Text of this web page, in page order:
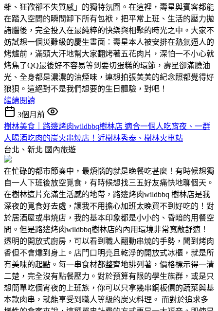
雜、狂歡卻不失質感」的獨特氛圍。在這裡，壽星與賓客都能
在踏入空間的瞬間卸下所有包袱，把平常上班、生活的壓力拋
諸腦後，完全投入在最純粹的快樂與相聚的時光之中。大家不
妨試想一個災難級的慶生畫面：壽星本人被安排在熱氣逼人的
烤爐前，滿頭大汗地幫大家翻烤著五花肉片，深怕一不小心就
烤焦了QQ最後好不容易等到要切蛋糕的環節，壽星卻滿臉油
光、全身都是濃濃的油煙味，連想拍張美美的紀念照都覺得好
狼狽。這絕對不是我們想要的生日體驗，對吧！
繼續閱讀
3個月前
樹林美食｜路邊烤肉wildbbq樹林店 適合一個人吃宵夜、一群
人喝酒吃肉的炭火串燒店！近樹林秀泰、樹林火車站
台北、新北 國內旅遊
在忙碌的都市節奏中，最煩惱的就是晚餐吃甚麼！有時候想獨
自一人下班後放空覓食，有時候想找三五好友痛快地聊個天。
在樹林這片充滿生活感的地帶，路邊烤肉wildbbq 樹林店是我
深夜的覓食好去處，讓我不用擔心加班太晚買不到好吃的！對
於居酒屋或串燒店，我的基本印象都是小小的、昏暗的用餐空
間。但是路邊烤肉wildbbq樹林店的內用環境非常寬敞舒適！
透明的開放式廚房，可以看到職人翻動串燒的手勢，聞到烤肉
香但不會燻到身上。店門口明亮且乾淨的開放式冰櫃，就是所
有美味的起點。每一串食材都整齊地排列著，價格標示得一清
二楚，完全沒有點餐壓力。對於預算有限的學生族群，或是只
想簡單吃個宵夜的上班族，你可以只拿幾串銅板價的蔬菜與基
本款肉串，就能享受到職人等級的炭火料理。 而對於追求多